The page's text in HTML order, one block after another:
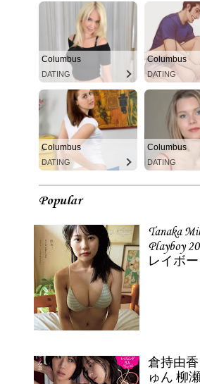
Columbus
DATING
Columbus
DATING
Columbus
DATING
Columbus
DATING
Popular
Tanaka
Playboy
レイボー
倉持由
ゅん 柳